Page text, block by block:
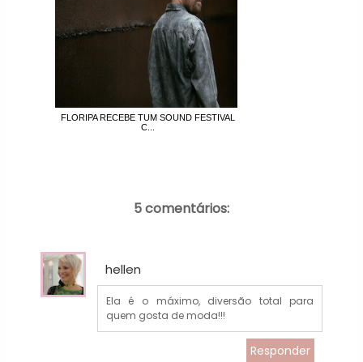
FLORIPA RECEBE TUM SOUND FESTIVAL
C...
5 comentários:
hellen
Ela é o máximo, diversão total para
quem gosta de moda!!!
Responder